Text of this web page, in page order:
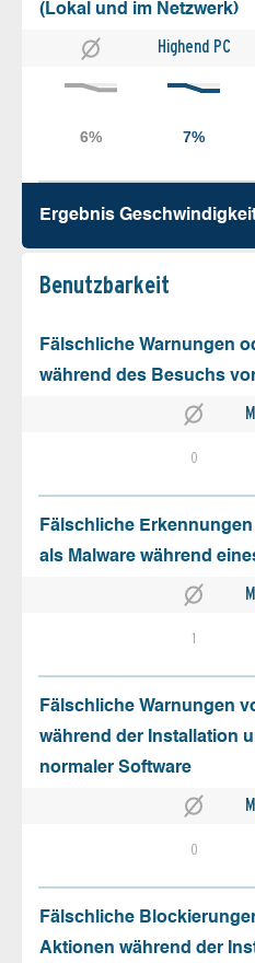
(Lokal und im Netzwerk)
Highend PC
Ergebnis
Benutz­barkeit
Fälschliche Warnungen
während des Besuchs
0
Fälschliche
als Malware während
1
Fälschliche Warnungen
während der Installation
normaler Software
0
Fälschliche
Aktionen während der